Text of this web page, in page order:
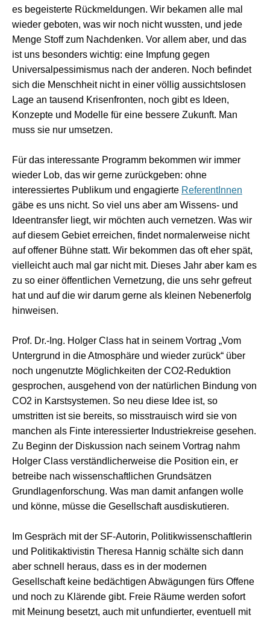
es begeisterte Rückmeldungen. Wir bekamen alle mal
wieder geboten, was wir noch nicht wussten, und jede
Menge Stoff zum Nachdenken. Vor allem aber, und das
ist uns besonders wichtig: eine Impfung gegen
Universalpessimismus nach der anderen. Noch befindet
sich die Menschheit nicht in einer völlig aussichtslosen
Lage an tausend Krisenfronten, noch gibt es Ideen,
Konzepte und Modelle für eine bessere Zukunft. Man
muss sie nur umsetzen.
Für das interessante Programm bekommen wir immer
wieder Lob, das wir gerne zurückgeben: ohne
interessiertes Publikum und engagierte ReferentInnen
gäbe es uns nicht. So viel uns aber am Wissens- und
Ideentransfer liegt, wir möchten auch vernetzen. Was wir
auf diesem Gebiet erreichen, findet normalerweise nicht
auf offener Bühne statt. Wir bekommen das oft eher spät,
vielleicht auch mal gar nicht mit. Dieses Jahr aber kam es
zu so einer öffentlichen Vernetzung, die uns sehr gefreut
hat und auf die wir darum gerne als kleinen Nebenerfolg
hinweisen.
Prof. Dr.-Ing. Holger Class hat in seinem Vortrag „Vom
Untergrund in die Atmosphäre und wieder zurück“ über
noch ungenutzte Möglichkeiten der CO2-Reduktion
gesprochen, ausgehend von der natürlichen Bindung von
CO2 in Karstsystemen. So neu diese Idee ist, so
umstritten ist sie bereits, so misstrauisch wird sie von
manchen als Finte interessierter Industriekreise gesehen.
Zu Beginn der Diskussion nach seinem Vortrag nahm
Holger Class verständlicherweise die Position ein, er
betreibe nach wissenschaftlichen Grundsätzen
Grundlagenforschung. Was man damit anfangen wolle
und könne, müsse die Gesellschaft ausdiskutieren.
Im Gespräch mit der SF-Autorin, Politikwissenschaftlerin
und Politikaktivistin Theresa Hannig schälte sich dann
aber schnell heraus, dass es in der modernen
Gesellschaft keine bedächtigen Abwägungen fürs Offene
und noch zu Klärende gibt. Freie Räume werden sofort
mit Meinung besetzt, auch mit unfundierter, eventuell mit